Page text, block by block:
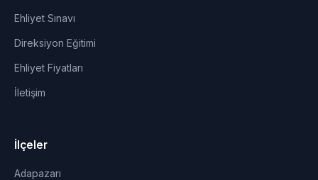
Ehliyet Sınavı
Direksiyon Eğitimi
Ehliyet Fiyatları
İletişim
İlçeler
Adapazarı